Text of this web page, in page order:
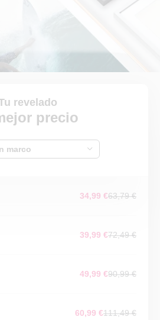
revelado
precio
marco
34,99 €63,79 €
39,99 €72,49 €
49,99 €90,99 €
60,99 €111,49 €